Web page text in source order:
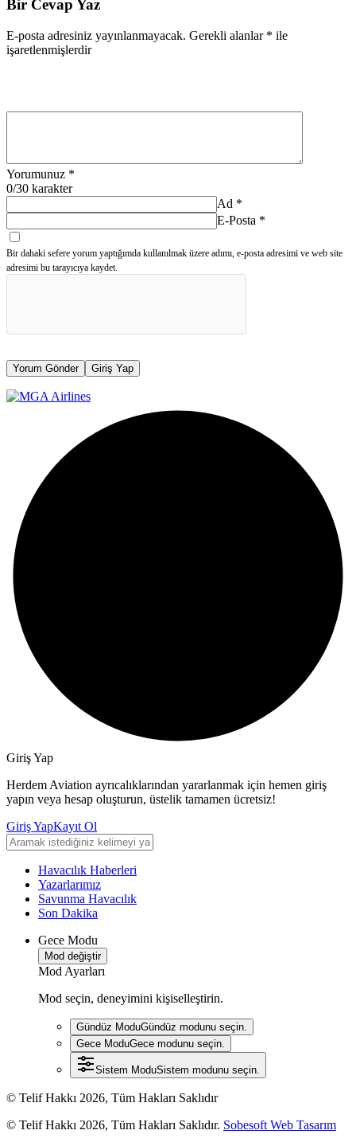
Bir Cevap Yaz
E-posta adresiniz yayınlanmayacak. Gerekli alanlar * ile
işaretlenmişlerdir
Yorumunuz *
0/30 karakter
Ad *
E-Posta *
Bir dahaki sefere yorum yaptığımda kullanılmak üzere adımı, e-posta adresimi ve web site
adresimi bu tarayıcıya kaydet.
Yorum Gönder Giriş Yap
Giriş Yap
Herdem Aviation ayrıcalıklarından yararlanmak için hemen giriş
yapın veya hesap oluşturun, üstelik tamamen ücretsiz!
Giriş YapKayıt Ol
Havacılık Haberleri
Yazarlarımız
Savunma Havacılık
Son Dakika
Gece Modu
Mod değiştir
Mod Ayarları
Mod seçin, deneyimini kişiselleştirin.
Gündüz ModuGündüz modunu seçin.
Gece ModuGece modunu seçin.
Sistem ModuSistem modunu seçin.
© Telif Hakkı 2026, Tüm Hakları Saklıdır
© Telif Hakkı 2026, Tüm Hakları Saklıdır. Sobesoft Web Tasarım